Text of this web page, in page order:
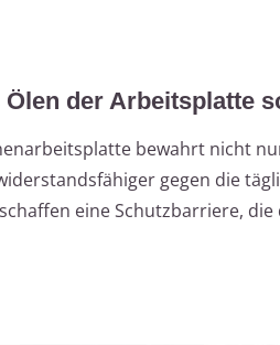
der Arbeitsplatte
bewahrt nicht
gegen die
eine Schutzbarriere,